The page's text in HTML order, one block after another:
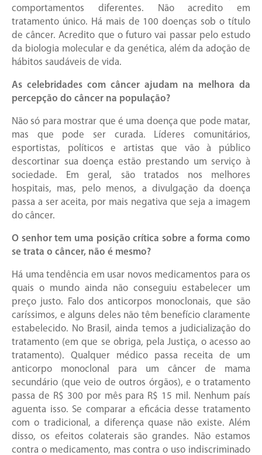
comportamentos diferentes. Não acredito em
tratamento único. Há mais de 100 doenças sob o título
de câncer. Acredito que o futuro vai passar pelo estudo
da biologia molecular e da genética, além da adoção de
hábitos saudáveis de vida.
As celebridades com câncer ajudam na melhora da
percepção do câncer na população?
Não só para mostrar que é uma doença que pode matar,
mas que pode ser curada. Líderes comunitários,
esportistas, políticos e artistas que vão à público
descortinar sua doença estão prestando um serviço à
sociedade. Em geral, são tratados nos melhores
hospitais, mas, pelo menos, a divulgação da doença
passa a ser aceita, por mais negativa que seja a imagem
do câncer.
O senhor tem uma posição crítica sobre a forma como
se trata o câncer, não é mesmo?
Há uma tendência em usar novos medicamentos para os
quais o mundo ainda não conseguiu estabelecer um
preço justo. Falo dos anticorpos monoclonais, que são
caríssimos, e alguns deles não têm benefício claramente
estabelecido. No Brasil, ainda temos a judicialização do
tratamento (em que se obriga, pela Justiça, o acesso ao
tratamento). Qualquer médico passa receita de um
anticorpo monoclonal para um câncer de mama
secundário (que veio de outros órgãos), e o tratamento
passa de R$ 300 por mês para R$ 15 mil. Nenhum país
aguenta isso. Se comparar a eficácia desse tratamento
com o tradicional, a diferença quase não existe. Além
disso, os efeitos colaterais são grandes. Não estamos
contra o medicamento, mas contra o uso indiscriminado